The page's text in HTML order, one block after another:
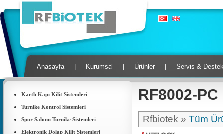
Anasayfa| Kurumsal Ürünler Servis & Destek
Kartlı Kapı Kilit Sistemleri
Turnike Kontrol Sistemleri
Spor Salonu Turnike Sistemleri
Elektronik Dolap Kilit Sistemleri
RF8002-
Rfbiotek » Tüm